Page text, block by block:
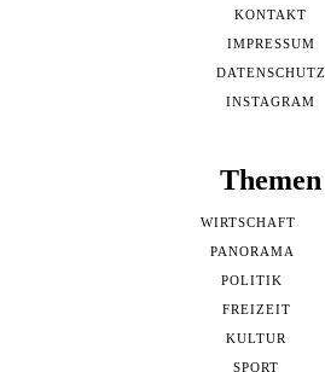
KONTAKT
IMPRESSUM
DATENSCHUTZ
INSTAGRAM
Themen
WIRTSCHAFT
PANORAMA
POLITIK
FREIZEIT
KULTUR
SPORT